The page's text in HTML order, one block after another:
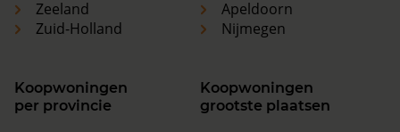
Zeeland
Zuid-Holland
Apeldoorn
Nijmegen
Koopwoningen
per provincie
Koopwoningen
grootste plaatsen